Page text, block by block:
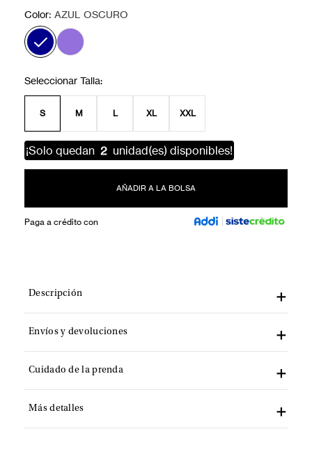
Color: AZUL OSCURO
S M L XL XXL
¡Solo quedan 2 unidad(es) disponibles!
AÑADIR A LA BOLSA
Paga a crédito con
Descripción
Envíos y devoluciones
Cuidado de la prenda
Más detalles